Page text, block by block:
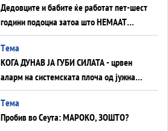
Дедовците и бабите ќе работат пет-шест
години подоцна затоа што НЕМААТ
ВНУЦИ ДА ГИ ЗАМЕНАТ
Tема
КОГА ДУНАВ ЈА ГУБИ СИЛАТА - црвен
аларм на системската плоча од јужна
Германија до Црното Море...
Tема
Пробив во Сеута: МАРОКО, ЗОШТО?